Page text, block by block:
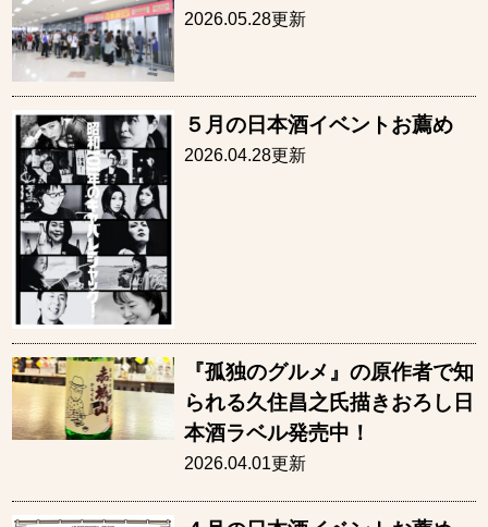
2026.05.28更新
５月の日本酒イベントお薦め
2026.04.28更新
『孤独のグルメ』の原作者で知
られる久住昌之氏描きおろし日
本酒ラベル発売中！
2026.04.01更新